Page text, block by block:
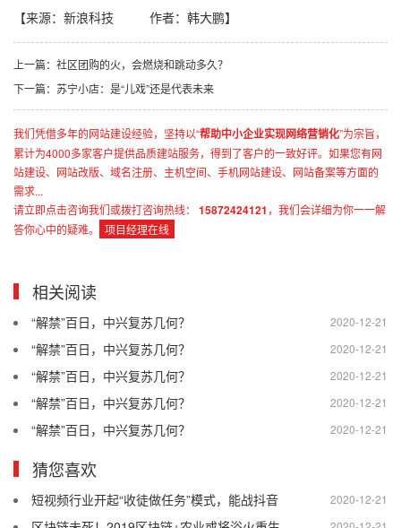
【来源：新浪科技 作者：韩大鹏】
上一篇：社区团购的火，会燃烧和跳动多久？
下一篇：苏宁小店：是“儿戏”还是代表未来
我们凭借多年的网站建设经验，坚持以“帮助中小企业实现网络营销化”为宗旨，
累计为4000多家客户提供品质建站服务，得到了客户的一致好评。如果您有网
站建设、网站改版、域名注册、主机空间、手机网站建设、网站备案等方面的
需求...
请立即点击咨询我们或拨打咨询热线：
15872424121 ，我们会详细为你一一解
答你心中的疑难。
项目经理在线
相关阅读
2020-12-21
“解禁”百日，中兴复苏几何？
2020-12-21
“解禁”百日，中兴复苏几何？
2020-12-21
“解禁”百日，中兴复苏几何？
2020-12-21
“解禁”百日，中兴复苏几何？
2020-12-21
“解禁”百日，中兴复苏几何？
猜您喜欢
2020-12-21
短视频行业开起“收徒做任务”模式，能战抖音